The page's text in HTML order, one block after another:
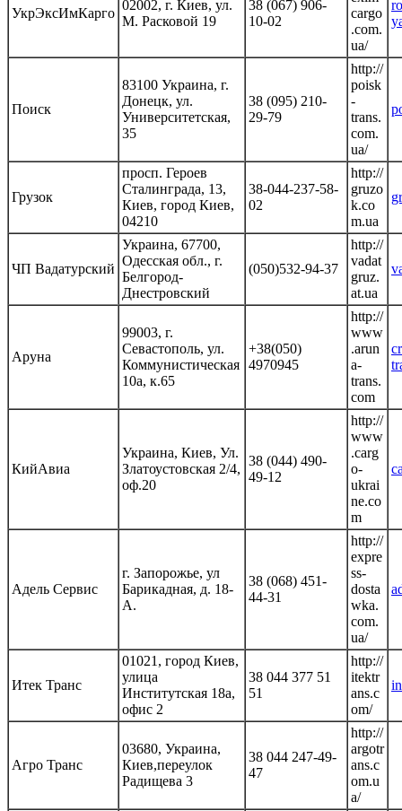
УкрЭксИмКарго
02002, г. Киев, ул.
М. Расковой 19
38 (067) 906-
10-02
cargo
.com.
ua/
Поиск
83100 Украина, г.
Донецк, ул.
Университетская,
35
38 (095) 210-
29-79
http://
poisk
-
trans.
com.
ua/
Грузок
просп. Героев
Сталинграда, 13,
Киев, город Киев,
04210
38-044-237-58-
02
http://
gruzo
k.co
m.ua
ЧП Вадатурский
Украина, 67700,
Одесская обл., г.
Белгород-
Днестровский
(050)532-94-37
http://
vadat
gruz.
at.ua
Аруна
99003, г.
Севастополь, ул.
Коммунистическая
10а, к.65
+38(050)
4970945
http://
www
.arun
a-
trans.
com
КийАвиа
Украина, Киев, Ул.
Златоустовская 2/4,
оф.20
38 (044) 490-
49-12
http://
www
.carg
o-
ukrai
ne.co
m
Адель Сервис
г. Запорожье, ул
Барикадная, д. 18-
А.
38 (068) 451-
44-31
http://
expre
ss-
dosta
wka.
com.
ua/
Итек Транс
01021, город Киев,
улица
Институтская 18а,
офис 2
38 044 377 51
51
http://
itektr
ans.c
om/
Агро Транс
03680, Украина,
Киев,переулок
Радищева 3
38 044 247-49-
47
http://
argotr
ans.c
om.u
a/